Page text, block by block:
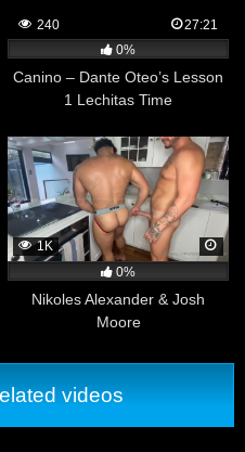
240
27:21
0%
Canino – Dante Oteo’s Lesson
1 Lechitas Time
1K
0%
Nikoles Alexander & Josh
Moore
videos